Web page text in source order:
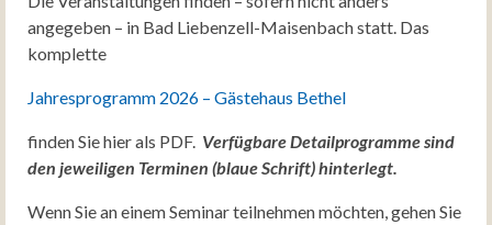
angegeben – in Bad Liebenzell-Maisenbach statt. Das
komplette
Jahresprogramm 2026 – Gästehaus Bethel
finden Sie hier als PDF. Verfügbare Detailprogramme sind
den jeweiligen Terminen (blaue Schrift) hinterlegt.
Wenn Sie an einem Seminar teilnehmen möchten, gehen Sie